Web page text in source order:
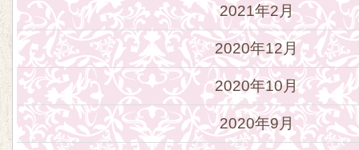
2021年2月
2020年12月
2020年10月
2020年9月